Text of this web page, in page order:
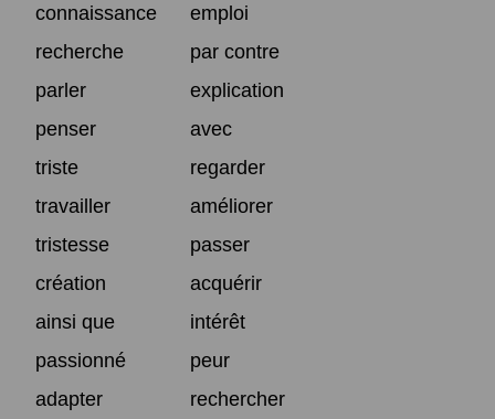
connaissance
emploi
recherche
par contre
parler
explication
penser
avec
triste
regarder
travailler
améliorer
tristesse
passer
création
acquérir
ainsi que
intérêt
passionné
peur
adapter
rechercher